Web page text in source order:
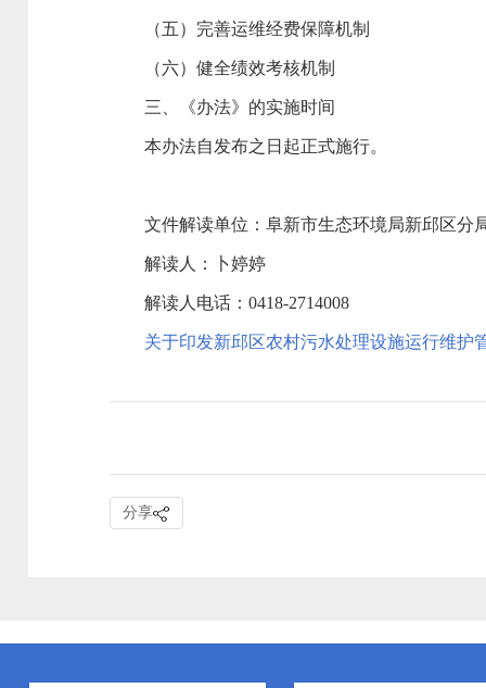
（五）完善运维经费保障机制
（六）健全绩效考核机制
三、《办法》的实施时间
本办法自发布之日起正式施行。
文件解读单位：阜新市生态环境局新邱区分
解读人：卜婷婷
解读人电话：0418-2714008
关于印发新邱区农村污水处理设施运行维护
分享